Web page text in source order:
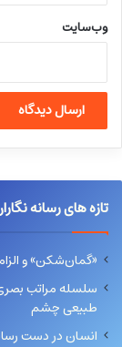
وب‌سایت
تازه های رسانه
«گمان‌شکن» و
سلسله مراتب
طبیعی چشم
انسان در دست